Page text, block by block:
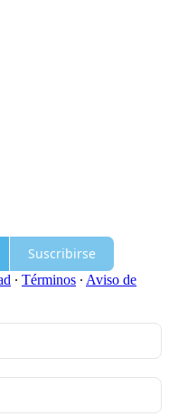
Suscribirse
∙ Términos ∙ Aviso de